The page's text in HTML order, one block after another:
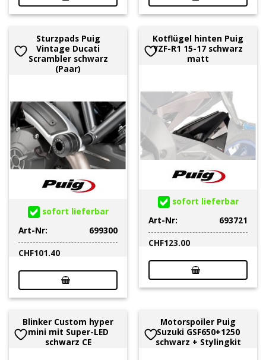
Sturzpads Puig
Vintage Ducati
Scrambler schwarz
(Paar)
sofort lieferbar
Art-Nr:
699300
CHF101.40
Kotflügel hinten Puig
YZF-R1 15-17 schwarz
matt
sofort lieferbar
Art-Nr:
693721
CHF123.00
Blinker Custom hyper
mini mit Super-LED
schwarz CE
Motorspoiler Puig
Suzuki GSF650+1250
schwarz + Stylingkit